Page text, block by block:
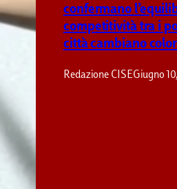
Roberto D’Alimonte
confermano
competitività tra i
città cambiano
Redazione CISEGiugno